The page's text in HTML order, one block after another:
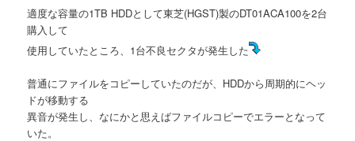
ョ
ン
適度な容量の1TB HDDとして東芝(HGST)製のDT01ACA100を2台
購入して
使用していたところ、1台不良セクタが発生した
普通にファイルをコピーしていたのだが、HDDから周期的にヘッ
ドが移動する
異音が発生し、なにかと思えばファイルコピーでエラーとなって
いた。